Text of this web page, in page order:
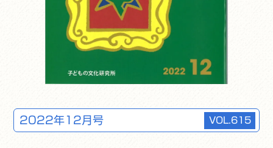
2022年12月号 VOL.615